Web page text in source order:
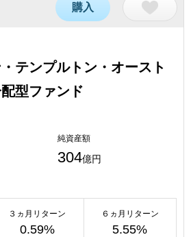
購入
テンプルトン・オースト
型ファンド
純資産額
304億円
３ヵ月リターン
0.59%
６ヵ月リターン
5.55%